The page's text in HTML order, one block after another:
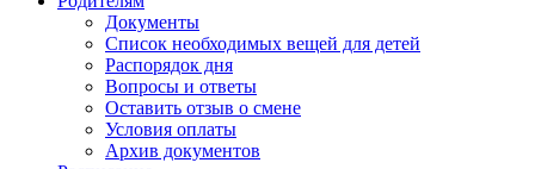
Документы
Список необходимых вещей для детей
Распорядок дня
Вопросы и ответы
Оставить отзыв о смене
Условия оплаты
Архив документов